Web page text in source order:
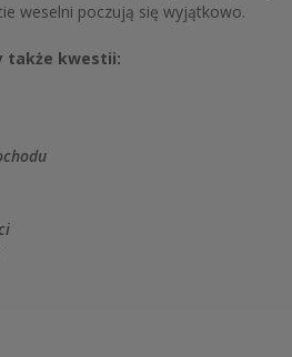
weselni poczują się wyjątkowo.
także kwestii: